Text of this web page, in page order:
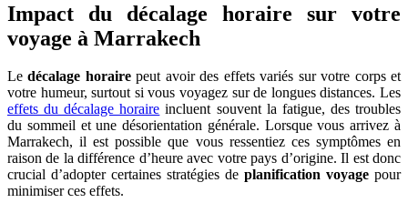
Impact du décalage horaire sur votre
voyage à Marrakech
Ledécalage horairepeut avoir des effets variés sur votre corps et
votre humeur, surtout si vous voyagez sur de longues distances. Les
effets du décalage horaire incluent souvent la fatigue, des troubles
du sommeil et une désorientation générale. Lorsque vous arrivez à
Marrakech, il est possible que vous ressentiez ces symptômes en
raison de la différence d’heure avec votre pays d’origine. Il est donc
crucial d’adopter certaines stratégies de planification voyage pour
minimiser ces effets.